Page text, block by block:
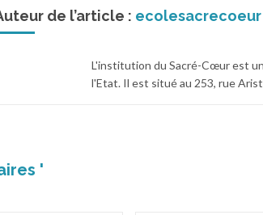
de l’article : ecolesacrecoeur
L'institution du Sacré-Cœur est
l'Etat. Il est situé au 253, rue
'